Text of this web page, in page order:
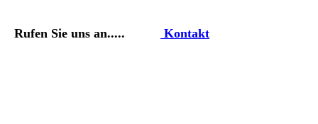
Rufen Sie uns an..... Kontakt